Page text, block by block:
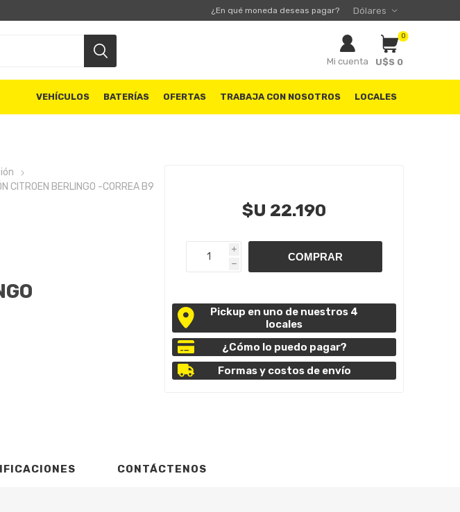
¿En qué moneda deseas pagar?
Mi cuenta
0
U$S 0
VEHÍCULOS BATERÍAS OFERTAS TRABAJA CON NOSOTROS LOCALES
CITROEN BERLINGO -CORREA B9
$U 22.190
i
h
Pickup en uno de nuestros 4
locales
¿Cómo lo puedo pagar?
Formas y costos de envío
CONTÁCTENOS